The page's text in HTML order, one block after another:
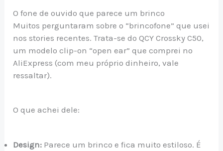
O fone de ouvido que parece um brinco
Muitos perguntaram sobre o “brincofone” que usei
nos stories recentes. Trata-se do QCY Crossky C50,
um modelo clip-on “open ear” que comprei no
AliExpress (com meu próprio dinheiro, vale
ressaltar).
O que achei dele:
Design: Parece um brinco e fica muito estiloso. É